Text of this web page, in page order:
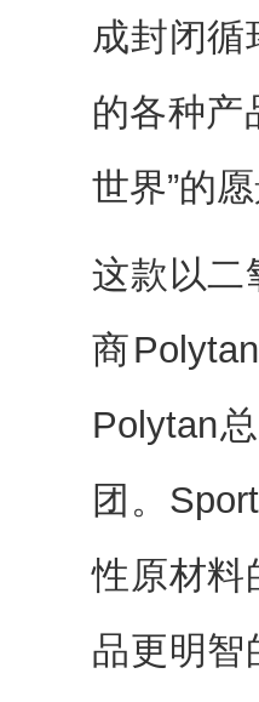
成封闭
的各种产
世界”的
这款以二
商
Polytan
团。
性原材料
品更明智